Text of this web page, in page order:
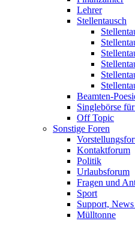
Lehrer
Stellentausch
Beamten-
Singlebörse
Off Topic
Sonstige Foren
Kontaktforum
Politik
Urlaubsforum
Fragen und
Sport
Support,
Mülltonne